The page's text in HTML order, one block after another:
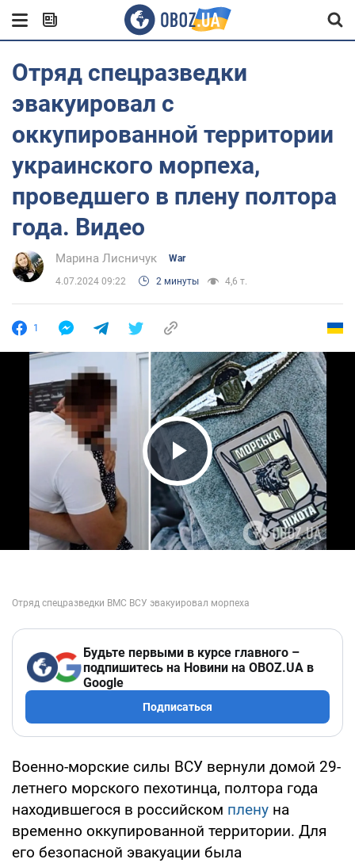
Отряд спецразведки
эвакуировал с
оккупированной территории
украинского морпеха,
проведшего в плену полтора
года. Видео
Марина Лисничук War
4.07.2024 09:22 2 минуты 4,6 т.
1
Play Video
Будьте первыми в курсе главного –
подпишитесь на Новини на OBOZ.UA в
Google
Подписаться
Военно-морские силы ВСУ вернули домой 29-
летнего морского пехотинца, полтора года
находившегося в российском плену на
временно оккупированной территории. Для
его безопасной эвакуации была